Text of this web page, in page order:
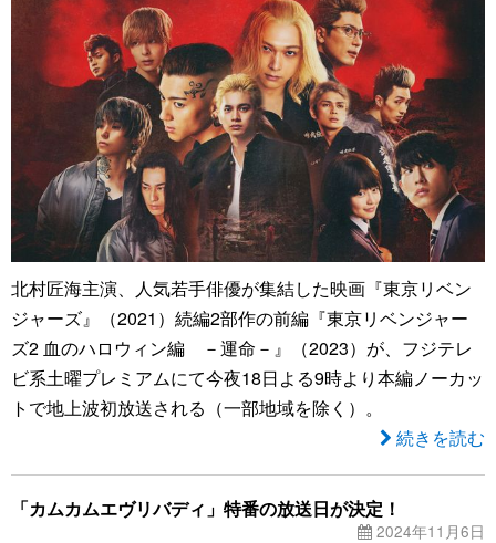
北村匠海主演、人気若手俳優が集結した映画『東京リベン
ジャーズ』（2021）続編2部作の前編『東京リベンジャー
ズ2 血のハロウィン編 －運命－』（2023）が、フジテレ
ビ系土曜プレミアムにて今夜18日よる9時より本編ノーカッ
トで地上波初放送される（一部地域を除く）。
続きを読む
「カムカムエヴリバディ」特番の放送日が決定！
2024年11月6日